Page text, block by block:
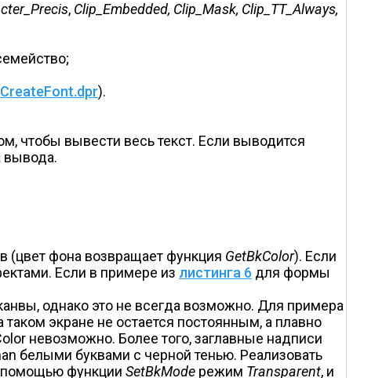
, Clip_Embedded, Clip_Mask, Clip_TT_Always,
CreateFont.dpr).
чтобы вывести весь текст. Если выводится
вывода.
(цвет фона возвращает функция GetBkColor). Если
Если в примере из листинга 6 для формы
однако это не всегда возможно. Для примера
экране не остается постоянным, а плавно
невозможно. Более того, заглавные надписи
белыми буквами с черной тенью. Реализовать
помощью функции SetBkMode режим Transparent, и